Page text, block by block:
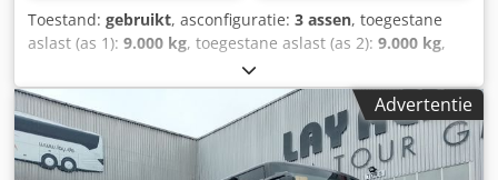
Toestand: gebruikt, asconfiguratie: 3 assen, toegestane
aslast (as 1): 9.000 kg, toegestane aslast (as 2): 9.000 kg,
9.000 kg
06/2004, totale lengte:13.900 mm, totale breedte:2.550
mm, totale hoogte: 4.000 mm, ophanging:lucht,
bandenmaten:
385 / 65 / R22.5 , wielbasis:9.510 mm
kleur:wit, Bouwjaar:
, Asconfiguratie Bandenmaat:
Advertentie